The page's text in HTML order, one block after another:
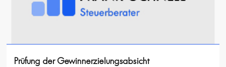
Prüfung der Gewinnerzielungsabsicht